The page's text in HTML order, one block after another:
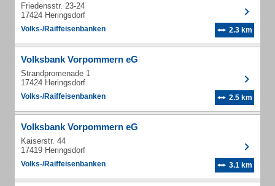
Friedensstr. 23-24
17424 Heringsdorf
Volks-/Raiffeisenbanken 2.3 km
Volksbank Vorpommern eG
Strandpromenade 1
17424 Heringsdorf
Volks-/Raiffeisenbanken 2.5 km
Volksbank Vorpommern eG
Kaiserstr. 44
17419 Heringsdorf
Volks-/Raiffeisenbanken 3.1 km